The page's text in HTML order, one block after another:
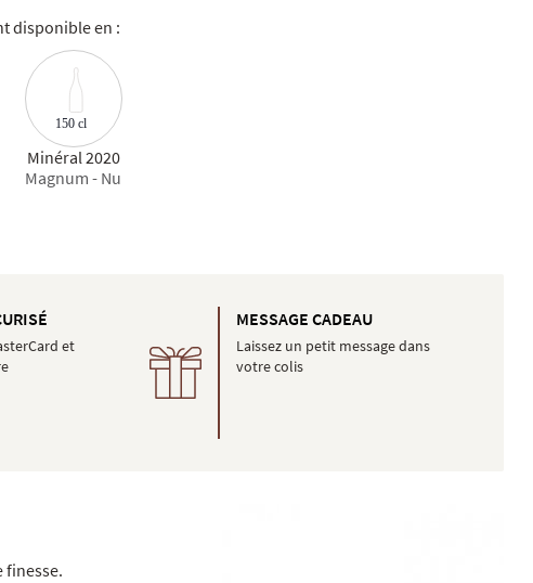
disponible en :
150 cl
Minéral 2020
Magnum - Nu
et
MESSAGE CADEAU
Laissez un petit message dans
votre colis
finesse.